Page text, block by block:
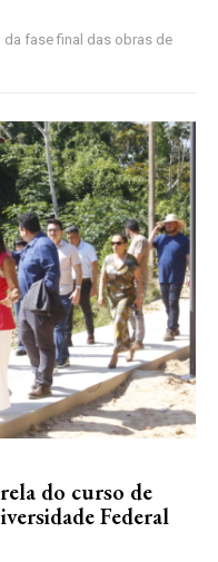
fase final das obras de
do curso de
Federal